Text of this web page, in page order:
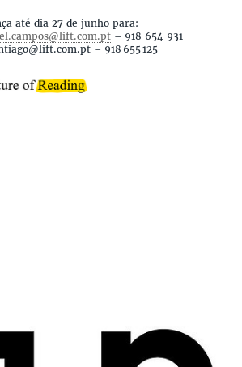
até dia 27 de junho para:
– 918 654 931
– 918 655 125